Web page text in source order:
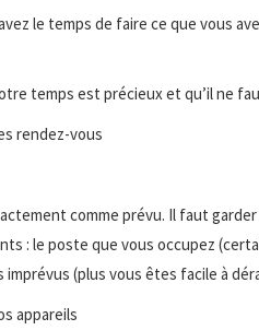
le temps de faire ce que vous
temps est précieux et qu’il ne
rendez-vous
comme prévu. Il faut
: le poste que vous occupez
(plus vous êtes facile à
appareils